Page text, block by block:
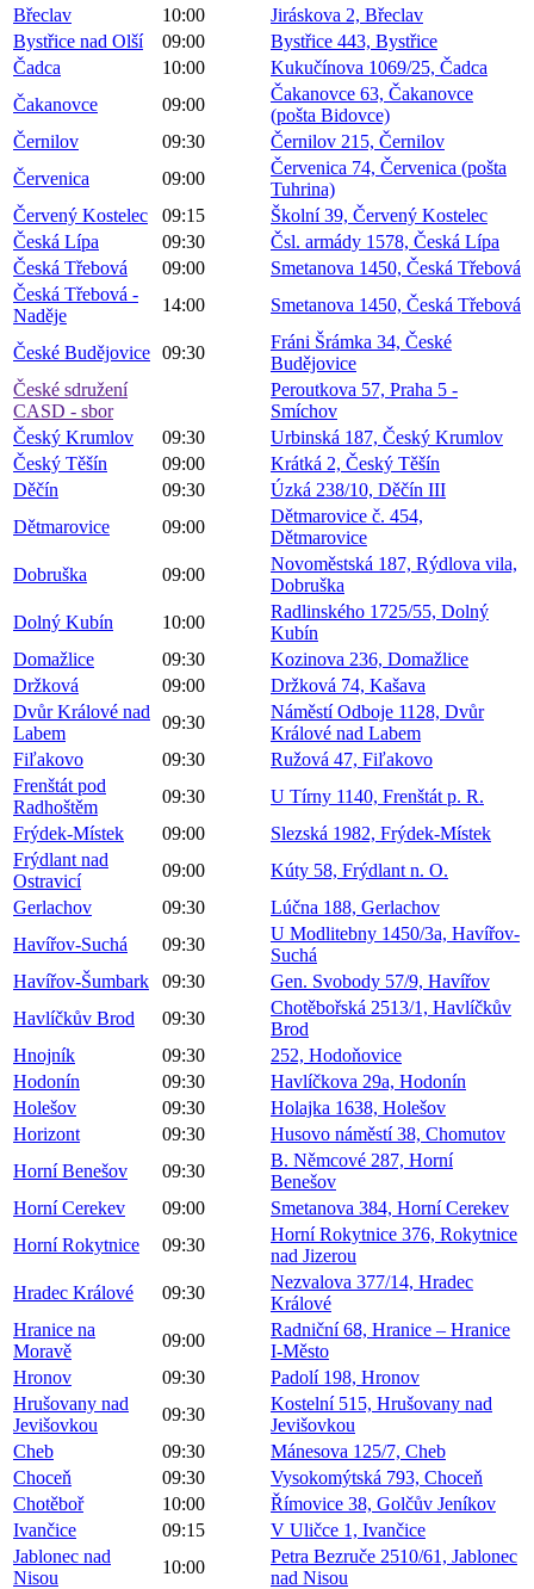
Břeclav
10:00
Jiráskova 2, Břeclav
Bystřice nad Olší
09:00
Bystřice 443, Bystřice
Čadca
10:00
Kukučínova 1069/25, Čadca
Čakanovce
09:00
Čakanovce 63, Čakanovce
(pošta Bidovce)
Černilov
09:30
Černilov 215, Černilov
Červenica
09:00
Červenica 74, Červenica (pošta
Tuhrina)
Červený Kostelec
09:15
Školní 39, Červený Kostelec
Česká Lípa
09:30
Čsl. armády 1578, Česká Lípa
Česká Třebová
09:00
Smetanova 1450, Česká Třebová
Česká Třebová -
Naděje
14:00 Smetanova 1450, Česká Třebová
České Budějovice 09:30
Fráni Šrámka 34, České
Budějovice
České sdružení
CASD - sbor
Peroutkova 57, Praha 5 -
Smíchov
Český Krumlov
09:30
Urbinská 187, Český Krumlov
Český Těšín
09:00
Krátká 2, Český Těšín
Děčín
09:30
Úzká 238/10, Děčín III
Dětmarovice
09:00
Dětmarovice č. 454,
Dětmarovice
Dobruška
09:00
Novoměstská 187, Rýdlova vila,
Dobruška
Dolný Kubín
10:00
Radlinského 1725/55, Dolný
Kubín
Domažlice
09:30
Kozinova 236, Domažlice
Držková
09:00
Držková 74, Kašava
Dvůr Králové nad
Labem
09:30
Náměstí Odboje 1128, Dvůr
Králové nad Labem
Fiľakovo
09:30
Ružová 47, Fiľakovo
Frenštát pod
Radhoštěm
09:30
U Tírny 1140, Frenštát p. R.
Frýdek-Místek
09:00
Slezská 1982, Frýdek-Místek
Frýdlant nad
Ostravicí
09:00
Kúty 58, Frýdlant n. O.
Gerlachov
09:30
Lúčna 188, Gerlachov
Havířov-Suchá
09:30
U Modlitebny 1450/3a, Havířov-
Suchá
Havířov-Šumbark
09:30
Gen. Svobody 57/9, Havířov
Havlíčkův Brod
09:30
Chotěbořská 2513/1, Havlíčkův
Brod
Hnojník
09:30
252, Hodoňovice
Hodonín
09:30
Havlíčkova 29a, Hodonín
Holešov
09:30
Holajka 1638, Holešov
Horizont
09:30
Husovo náměstí 38, Chomutov
Horní Benešov
09:30
B. Němcové 287, Horní
Benešov
Horní Cerekev
09:00
Smetanova 384, Horní Cerekev
Horní Rokytnice
09:30
Horní Rokytnice 376, Rokytnice
nad Jizerou
Hradec Králové
09:30
Nezvalova 377/14, Hradec
Králové
Hranice na
Moravě
09:00
Radniční 68, Hranice – Hranice
I-Město
Hronov
09:30
Padolí 198, Hronov
Hrušovany nad
Jevišovkou
09:30
Kostelní 515, Hrušovany nad
Jevišovkou
Cheb
09:30
Mánesova 125/7, Cheb
Choceň
09:30
Vysokomýtská 793, Choceň
Chotěboř
10:00
Římovice 38, Golčův Jeníkov
Ivančice
09:15
V Uličce 1, Ivančice
Jablonec nad
Nisou
10:00
Petra Bezruče 2510/61, Jablonec
nad Nisou